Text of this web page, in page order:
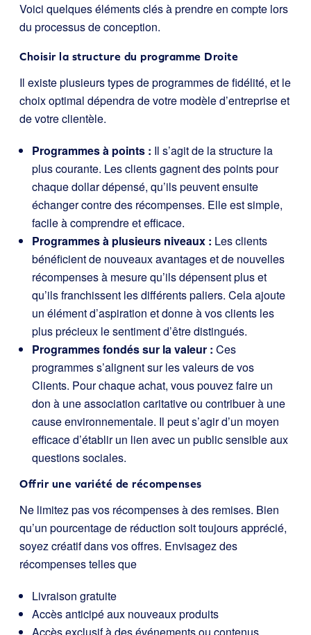
Voici quelques éléments clés à prendre en compte lors
du processus de conception.
Choisir la structure du programme Droite
Il existe plusieurs types de programmes de fidélité, et le
choix optimal dépendra de votre modèle d’entreprise et
de votre clientèle.
Programmes à points : Il s’agit de la structure la
plus courante. Les clients gagnent des points pour
chaque dollar dépensé, qu’ils peuvent ensuite
échanger contre des récompenses. Elle est simple,
facile à comprendre et efficace.
Programmes à plusieurs niveaux : Les clients
bénéficient de nouveaux avantages et de nouvelles
récompenses à mesure qu’ils dépensent plus et
qu’ils franchissent les différents paliers. Cela ajoute
un élément d’aspiration et donne à vos clients les
plus précieux le sentiment d’être distingués.
Programmes fondés sur la valeur : Ces
programmes s’alignent sur les valeurs de vos
Clients. Pour chaque achat, vous pouvez faire un
don à une association caritative ou contribuer à une
cause environnementale. Il peut s’agir d’un moyen
efficace d’établir un lien avec un public sensible aux
questions sociales.
Offrir une variété de récompenses
Ne limitez pas vos récompenses à des remises. Bien
qu’un pourcentage de réduction soit toujours apprécié,
soyez créatif dans vos offres. Envisagez des
récompenses telles que
Livraison gratuite
Accès anticipé aux nouveaux produits